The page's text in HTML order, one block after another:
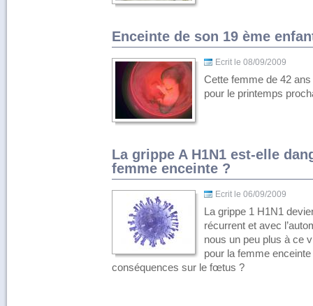
Enceinte de son 19 ème
Ecrit le 08/09/2009
Cette femme de 42 ans
pour le printemps
La grippe A H1N1 est-elle
femme enceinte ?
Ecrit le 06/09/2009
La grippe 1 H1N1
récurrent et avec
nous un peu plus à ce
pour la femme enceinte
conséquences sur le fœtus ?